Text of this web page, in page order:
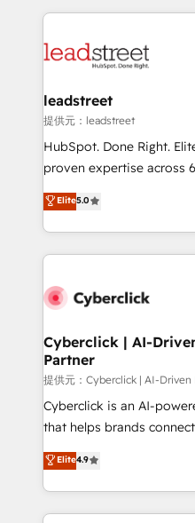
HubSpot projects for
combine HubSpot, data,
and technology for
growth. Our expertise
architecture, AI
delivered through our
Partner and ISO
we blend strategy,
leadstreet
提供元：leadstreet
HubSpot. Done Right.
proven expertise across
implementations. With 12+ years of HubSpot
experience, we help you
to its fullest capacity,
website, or build your
Elite5.0
Cyberclick | AI-
Partner
提供元：Cyberclick | AI-Driven
Cyberclick is an AI-
that helps brands
creativity to achieve
Barcelona and operating
the UK, we support
smarter marketing,
Elite4.9